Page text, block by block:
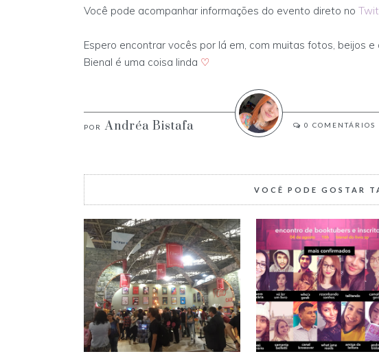
Você pode acompanhar informações do evento direto no
Espero encontrar vocês por lá em, com muitas fotos, beijos e
Bienal é uma coisa linda ♡
Andréa Bistafa 0 COMENTÁRIOS
VOCÊ PODE GOSTAR